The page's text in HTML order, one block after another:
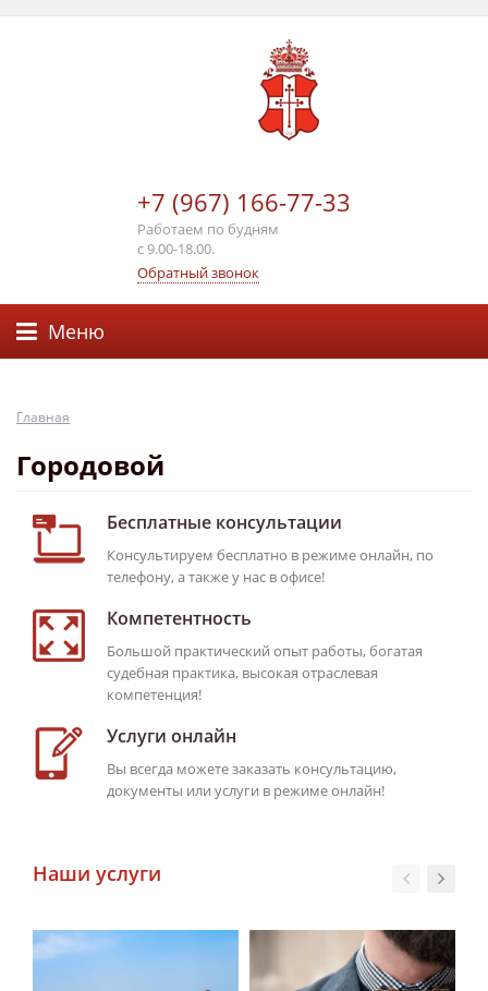
+7 (967) 166-77-33
Работаем по будням
с 9.00-18.00.
Обратный звонок
Меню
Главная
Городовой
Бесплатные консультации
Консультируем бесплатно в режиме онлайн, по
телефону, а также у нас в офисе!
Компетентность
Большой практический опыт работы, богатая
судебная практика, высокая отраслевая
компетенция!
Услуги онлайн
Вы всегда можете заказать консультацию,
документы или услуги в режиме онлайн!
Наши услуги